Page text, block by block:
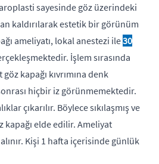
sayesinde göz üzerindeki
kaldırılarak estetik bir görünüm
ameliyatı, lokal anestezi ile30
İşlem sırasında
kapağı kıvrımına denk
hiçbir iz görünmemektedir.
çıkarılır. Böylece sıkılaşmış ve
kapağı elde edilir. Ameliyat
Kişi 1 hafta içerisinde günlük